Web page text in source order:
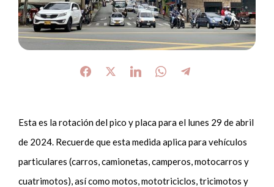
Esta es la rotación del pico y placa para el lunes 29 de abril
de 2024. Recuerde que esta medida aplica para vehículos
particulares (carros, camionetas, camperos, motocarros y
cuatrimotos), así como motos, mototriciclos, tricimotos y